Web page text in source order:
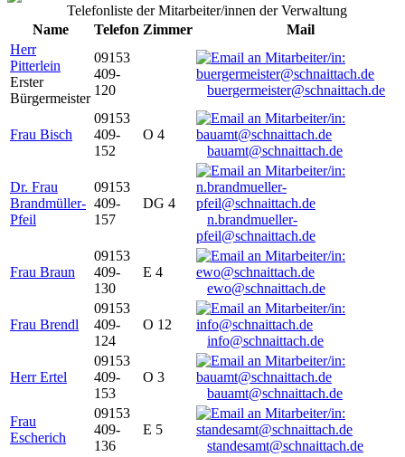
Telefonliste der Mitarbeiter/innen der Verwaltung
Name
Telefon Zimmer
Mail
Herr
Pitterlein
Erster
Bürgermeister
09153
409-
120
buergermeister@schnaittach.de
Frau Bisch
09153
409-
152
O 4
bauamt@schnaittach.de
Dr. Frau
Brandmüller-
Pfeil
09153
409-
157
DG 4
n.brandmueller-
pfeil@schnaittach.de
Frau Braun
09153
409-
130
E 4
ewo@schnaittach.de
Frau Brendl
09153
409-
124
O 12
info@schnaittach.de
Herr Ertel
09153
409-
153
O 3
bauamt@schnaittach.de
Frau
Escherich
09153
409-
136
E 5
standesamt@schnaittach.de